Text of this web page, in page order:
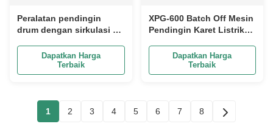
Peralatan pendingin
drum dengan sirkulasi air
berkualitas ISO untuk
pendinginan lembaran
karet komposit
Dapatkan Harga
Terbaik
XPG-600 Batch Off Mesin
Pendingin Karet Listrik
Dapatkan Harga
Terbaik
1 2 3 4 5 6 7 8